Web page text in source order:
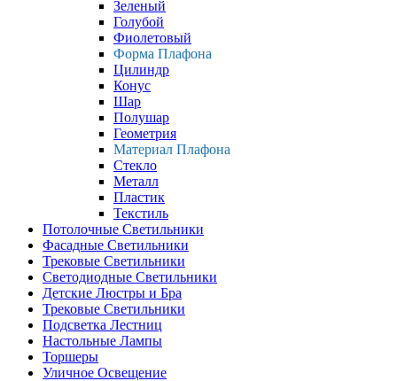
Зеленый
Голубой
Фиолетовый
Форма Плафона
Цилиндр
Конус
Шар
Полушар
Геометрия
Материал Плафона
Стекло
Металл
Пластик
Текстиль
Потолочные Светильники
Фасадные Светильники
Трековые Светильники
Светодиодные Светильники
Детские Люстры и Бра
Трековые Светильники
Подсветка Лестниц
Настольные Лампы
Торшеры
Уличное Освещение